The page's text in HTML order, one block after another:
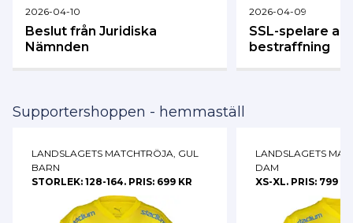
2026-04-10
Beslut från Juridiska
Nämnden
2026-04-09
SSL-spelare
bestraffning
Supportershoppen - hemmaställ
LANDSLAGETS MATCHTRÖJA, GUL
BARN
STORLEK: 128-164. PRIS: 699 KR
LANDSLAGETS
DAM
XS-XL. PRIS: 799